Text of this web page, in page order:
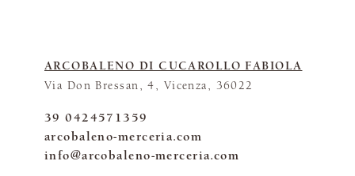
ARCOBALENO DI CUCAROLLO FABIOLA
Via Don Bressan, 4, Vicenza, 36022
39 0424571359
arcobaleno-merceria.com
info@arcobaleno-merceria.com